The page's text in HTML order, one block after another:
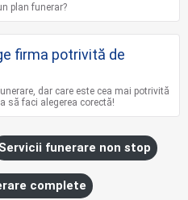
plan funerar?
firma potrivită de
dar care este cea mai potrivită
să faci alegerea corectă!
Servicii funerare non stop
complete